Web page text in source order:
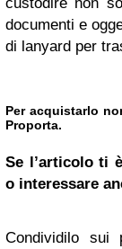
documenti e
di lanyard per
Per acquistarlo
Proporta.
Se l’articolo ti
o interessare
Condividilo sui